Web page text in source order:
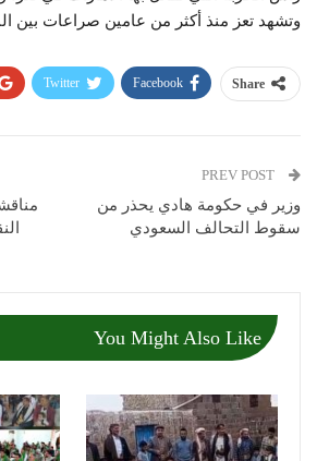
وتشهد تعز منذ أكثر من عامين صراعات بين
Share
Facebook
Twitter
وزير في حكومة هادي يحذر من
سقوط التحالف السعودي
You Might Also Like